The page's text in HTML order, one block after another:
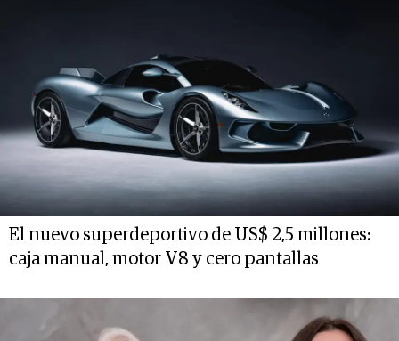
El nuevo superdeportivo de US$ 2,5 millones:
caja manual, motor V8 y cero pantallas